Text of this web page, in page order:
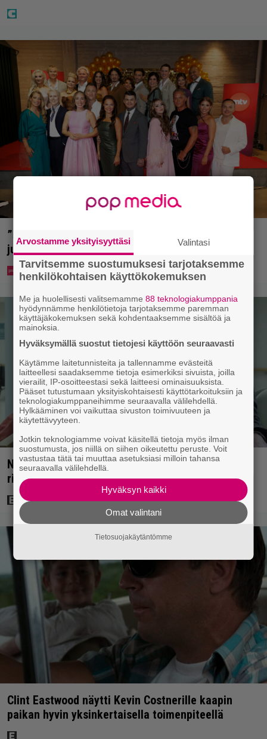
”Että semmonen sirkus” – TTK-kilpailijat
julkistettiin ja kansalla on sanottavaa
Nyt Netflixissä: Yksi viime vuosien parhaista
rikossarjoista – IMDB-arvio 8,8
Clint Eastwood näytti Kevin Costnerille kaapin
paikan hyvin yksinkertaisella toimenpiteellä
Arvostamme yksityisyyttäsi Valintasi
Tarvitsemme suostumuksesi tarjotaksemme
henkilökohtaisen käyttökokemuksen
Me ja huolellisesti valitsemamme88 teknologiakumppania
hyödynnämme henkilötietoja tarjotaksemme paremman
käyttäjäkokemuksen sekä kohdentaaksemme sisältöä ja
mainoksia.
Hyväksymällä suostut tietojesi käyttöön seuraavasti
Käytämme laitetunnisteita ja tallennamme evästeitä
laitteellesi saadaksemme tietoja esimerkiksi sivuista, joilla
vierailit, IP-osoitteestasi sekä laitteesi ominaisuuksista.
Pääset tutustumaan yksityiskohtaisesti käyttötarkoituksiin ja
teknologiakumppaneihimme seuraavalla välilehdellä.
Hylkääminen voi vaikuttaa sivuston toimivuuteen ja
käytettävyyteen.
Jotkin teknologiamme voivat käsitellä tietoja myös ilman
suostumusta, jos niillä on siihen oikeutettu peruste. Voit
vastustaa tätä tai muuttaa asetuksiasi milloin tahansa
seuraavalla välilehdellä.
Hyväksyn kaikki
Omat valintani
Tietosuojakäytäntömme